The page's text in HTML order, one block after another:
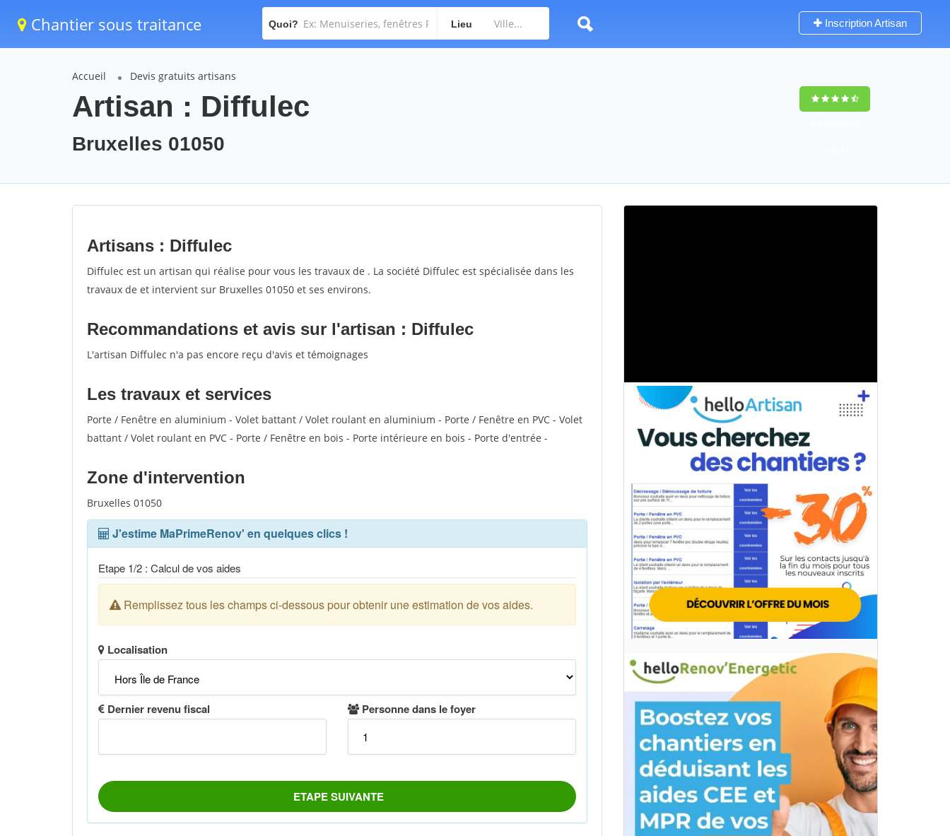
Chantier sous traitance Quoi? Lieu Inscription Artisan
Accueil Devis gratuits artisans
Artisan : Diffulec
Bruxelles 01050
Artisans : Diffulec
Diffulec est un artisan qui réalise pour vous les travaux de . La société Diffulec est spécialisée dans les
travaux de et intervient sur Bruxelles 01050 et ses environs.
Recommandations et avis sur l'artisan : Diffulec
L'artisan Diffulec n'a pas encore reçu d'avis et témoignages
Les travaux et services
Porte / Fenêtre en aluminium - Volet battant / Volet roulant en aluminium - Porte / Fenêtre en PVC - Volet
battant / Volet roulant en PVC - Porte / Fenêtre en bois - Porte intérieure en bois - Porte d'entrée -
Zone d'intervention
Bruxelles 01050